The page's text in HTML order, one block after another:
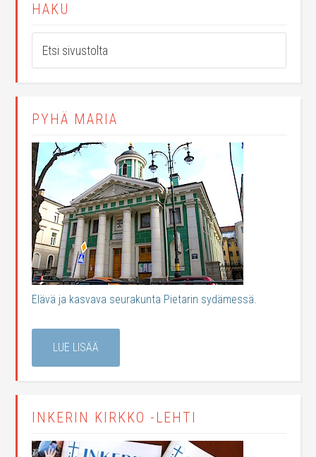
HAKU
PYHÄ MARIA
Elävä ja kasvava seurakunta Pietarin sydämessä.
LUE LISÄÄ
INKERIN KIRKKO -LEHTI